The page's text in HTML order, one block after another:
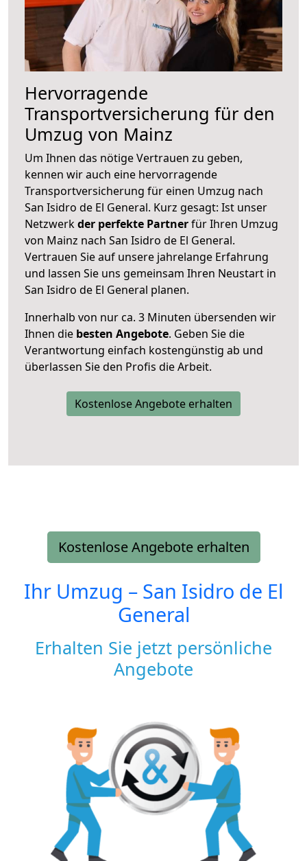
Hervorragende
Transportversicherung für den
Umzug von Mainz
Um Ihnen das nötige Vertrauen zu geben,
kennen wir auch eine hervorragende
Transportversicherung für einen Umzug nach
San Isidro de El General. Kurz gesagt: Ist unser
Netzwerkder perfekte Partnerfür Ihren Umzug
von Mainz nach San Isidro de El General.
Vertrauen Sie auf unsere jahrelange Erfahrung
und lassen Sie uns gemeinsam Ihren Neustart in
San Isidro de El General planen.
Innerhalb von nur ca. 3 Minuten übersenden wir
Ihnen die besten Angebote. Geben Sie die
Verantwortung einfach kostengünstig ab und
überlassen Sie den Profis die Arbeit.
Kostenlose Angebote erhalten
Kostenlose Angebote erhalten
Ihr Umzug – San Isidro de El
General
Erhalten Sie jetzt persönliche
Angebote